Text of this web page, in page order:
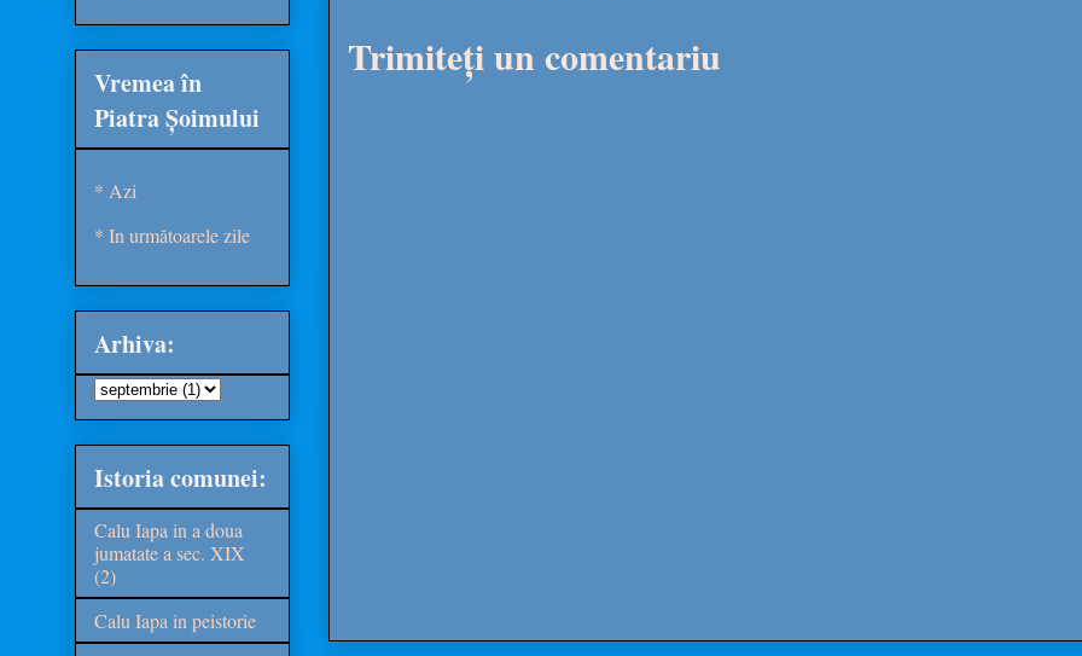
Trimiteți un comentariu
Vremea în
Piatra Șoimului
* Azi
* In următoarele zile
Arhiva:
Istoria comunei:
Calu Iapa in a doua
jumatate a sec. XIX
(2)
Calu Iapa in peistorie